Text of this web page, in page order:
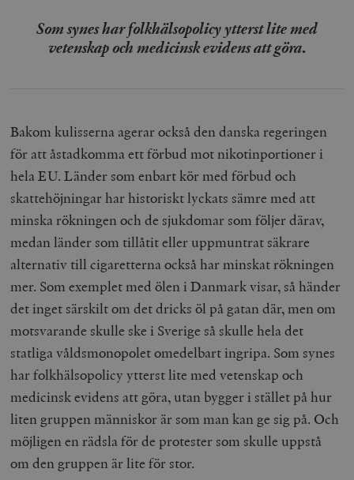
Som synes har folkhälsopolicy ytterst lite med
vetenskap och medicinsk evidens att göra.
Bakom kulisserna agerar också den danska regeringen
för att åstadkomma ett förbud mot nikotinportioner i
hela EU. Länder som enbart kör med förbud och
skattehöjningar har historiskt lyckats sämre med att
minska rökningen och de sjukdomar som följer därav,
medan länder som tillåtit eller uppmuntrat säkrare
alternativ till cigaretterna också har minskat rökningen
mer. Som exemplet med ölen i Danmark visar, så händer
det inget särskilt om det dricks öl på gatan där, men om
motsvarande skulle ske i Sverige så skulle hela det
statliga våldsmonopolet omedelbart ingripa. Som synes
har folkhälsopolicy ytterst lite med vetenskap och
medicinsk evidens att göra, utan bygger i stället på hur
liten gruppen människor är som man kan ge sig på. Och
möjligen en rädsla för de protester som skulle uppstå
om den gruppen är lite för stor.